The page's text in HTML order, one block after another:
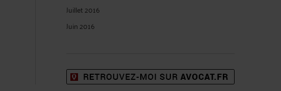
Juillet 2016
Juin 2016